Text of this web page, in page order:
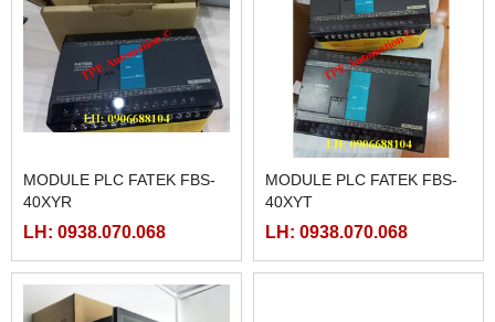
MODULE PLC FATEK FBS-
40XYR
LH: 0938.070.068
MODULE PLC FATEK FBS-
40XYT
LH: 0938.070.068